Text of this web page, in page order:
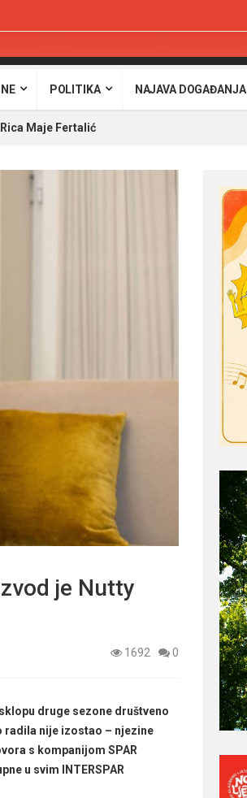
POLITIKA NAJAVA DOGAĐANJA
Maje Fertalić
je Nutty
1692 0
druge sezone društveno
radila nije izostao – njezine
s kompanijom SPAR
u svim INTERSPAR